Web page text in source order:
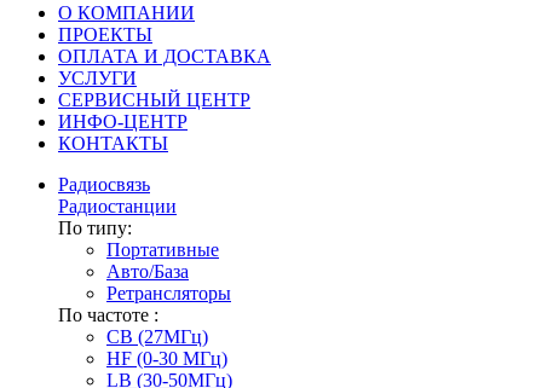
О КОМПАНИИ
ПРОЕКТЫ
ОПЛАТА И ДОСТАВКА
УСЛУГИ
СЕРВИСНЫЙ ЦЕНТР
ИНФО-ЦЕНТР
КОНТАКТЫ
Радиосвязь
Радиостанции
По типу:
Портативные
Авто/База
Ретрансляторы
По частоте :
CB (27МГц)
HF (0-30 МГц)
LB (30-50МГц)